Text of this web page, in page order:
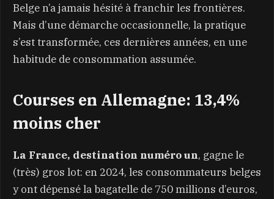
Belge n’a jamais hésité à franchir les frontières.
Mais d’une démarche occasionnelle, la pratique
s’est transformée, ces dernières années, en une
habitude de consommation assumée.
Courses en Allemagne: 13,4%
moins cher
La France, destination numéro un, gagne le
(très) gros lot: en 2024, les consommateurs belges
y ont dépensé la bagatelle de 750 millions d’euros,